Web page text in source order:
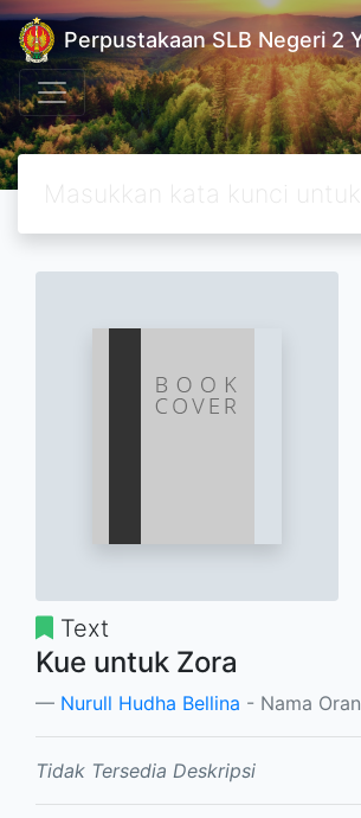
Perpustakaan SLB Negeri 2
Text
Kue untuk Zora
Nurull Hudha Bellina - Nama
Tidak Tersedia Deskripsi